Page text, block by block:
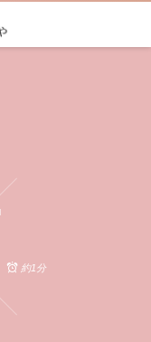
約1分